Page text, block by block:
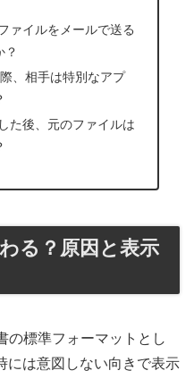
ァイルをメールで送る
？
、相手は特別なアプ
た後、元のファイルは
る？原因と表示
の標準フォーマットとし
には意図しない向きで表示